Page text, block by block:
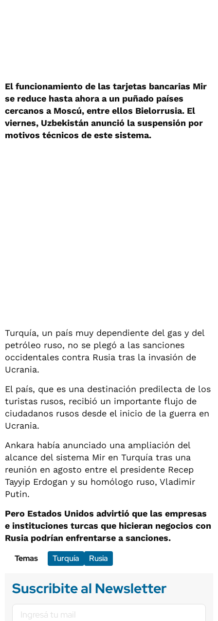
El funcionamiento de las tarjetas bancarias Mir
se reduce hasta ahora a un puñado países
cercanos a Moscú, entre ellos Bielorrusia. El
viernes, Uzbekistán anunció la suspensión por
motivos técnicos de este sistema.
Turquía, un país muy dependiente del gas y del
petróleo ruso, no se plegó a las sanciones
occidentales contra Rusia tras la invasión de
Ucrania.
El país, que es una destinación predilecta de los
turistas rusos, recibió un importante flujo de
ciudadanos rusos desde el inicio de la guerra en
Ucrania.
Ankara había anunciado una ampliación del
alcance del sistema Mir en Turquía tras una
reunión en agosto entre el presidente Recep
Tayyip Erdogan y su homólogo ruso, Vladimir
Putin.
Pero Estados Unidos advirtió que las empresas
e instituciones turcas que hicieran negocios con
Rusia podrían enfrentarse a sanciones.
Temas
Turquía Rusia
Suscribite al Newsletter